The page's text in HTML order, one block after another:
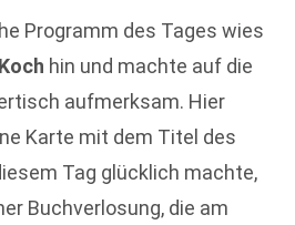
Programm des Tages wies
hin und machte auf die
aufmerksam. Hier
Karte mit dem Titel des
Tag glücklich machte,
Buchverlosung, die am